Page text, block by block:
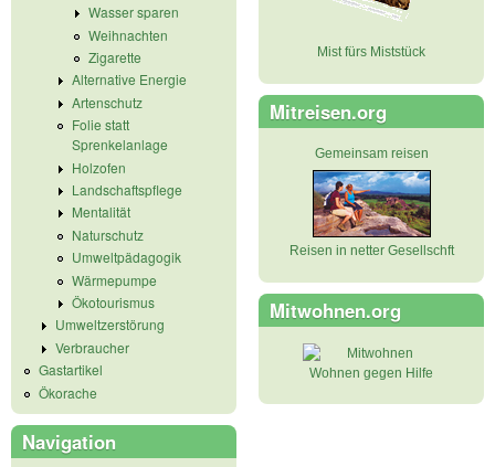
Wasser sparen
Weihnachten
Zigarette
Alternative Energie
Artenschutz
Folie statt
Sprenkelanlage
Holzofen
Landschaftspflege
Mentalität
Naturschutz
Umweltpädagogik
Wärmepumpe
Ökotourismus
Umweltzerstörung
Verbraucher
Gastartikel
Ökorache
Navigation
Mist fürs Miststück
Mitreisen.org
Gemeinsam reisen
Reisen in netter Gesellschft
Mitwohnen.org
Wohnen gegen Hilfe